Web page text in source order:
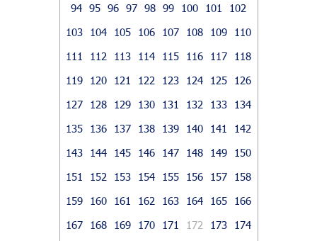
94 95 96 97 98 99 100 101
102
103
104 105 106 107 108 109
110
111
112 113 114 115 116 117
118
119
120 121 122 123 124 125
126
127
128 129 130 131 132 133
134
135
136 137 138 139 140 141
142
143
144 145 146 147 148 149
150
151
152 153 154 155 156 157
158
159
160 161 162 163 164 165
166
167
168 169 170 171 172 173
174